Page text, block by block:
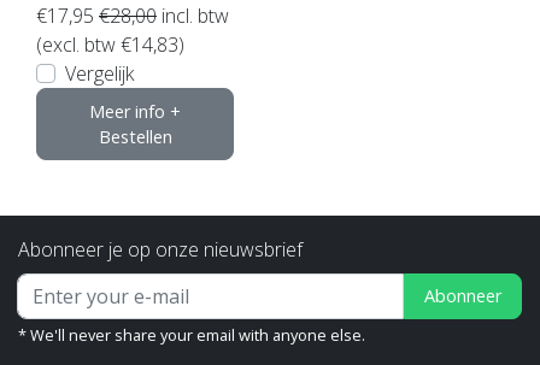
€17,95 €28,00 incl. btw
(excl. btw €14,83)
Vergelijk
Meer info +
Bestellen
Abonneer je op onze nieuwsbrief
Abonneer
* We'll never share your email with anyone else.